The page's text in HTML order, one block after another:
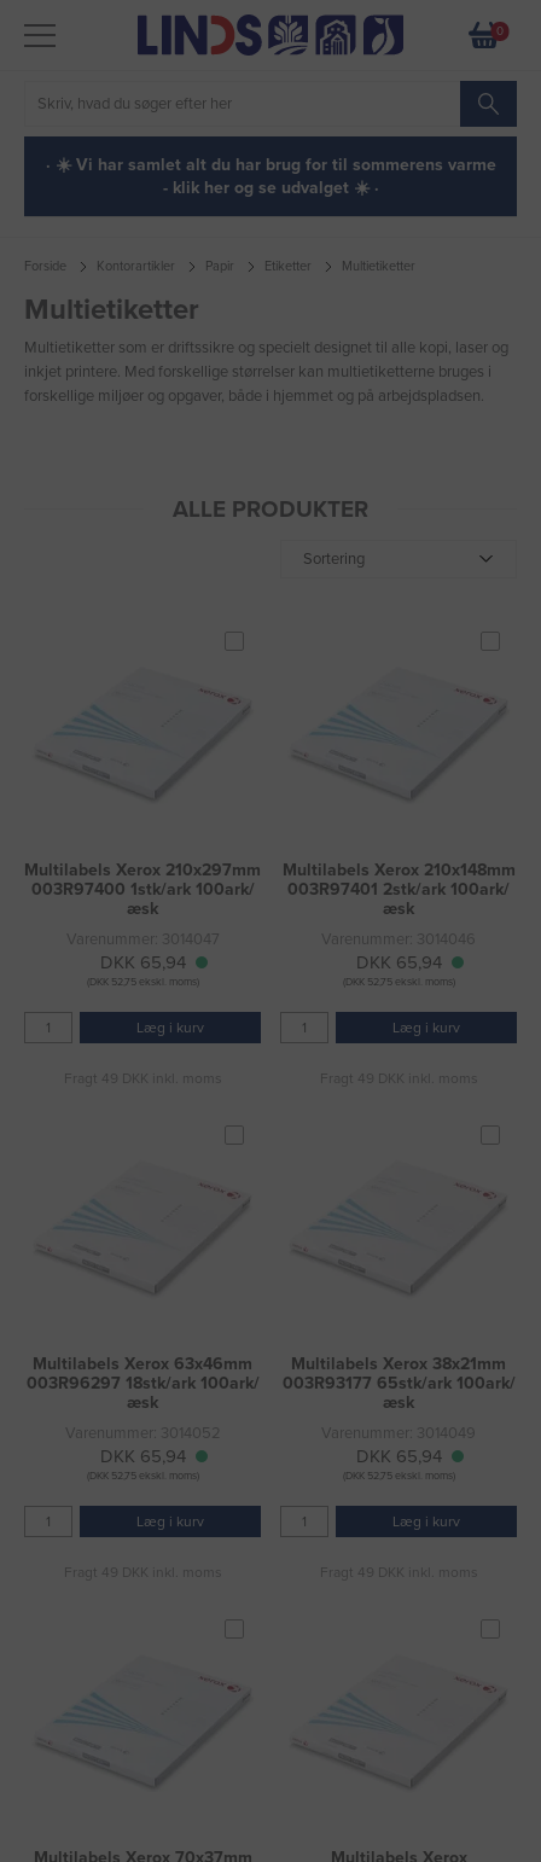
0
· ☀️ Vi har samlet alt du har brug for til sommerens varme
- klik her og se udvalget ☀️ ·
Forside Kontorartikler Papir Etiketter Multietiketter
Multietiketter
Multietiketter som er driftssikre og specielt designet til alle kopi, laser og
inkjet printere. Med forskellige størrelser kan multietiketterne bruges i
forskellige miljøer og opgaver, både i hjemmet og på arbejdspladsen.
ALLE PRODUKTER
Sortering
Multilabels Xerox 210x297mm
003R97400 1stk/ark 100ark/
æsk
Varenummer: 3014047
DKK 65,94
(DKK 52,75 ekskl. moms)
Læg i kurv
Fragt 49 DKK inkl. moms
Multilabels Xerox 210x148mm
003R97401 2stk/ark 100ark/
æsk
Varenummer: 3014046
DKK 65,94
(DKK 52,75 ekskl. moms)
Læg i kurv
Fragt 49 DKK inkl. moms
Multilabels Xerox 63x46mm
003R96297 18stk/ark 100ark/
æsk
Varenummer: 3014052
DKK 65,94
(DKK 52,75 ekskl. moms)
Læg i kurv
Fragt 49 DKK inkl. moms
Multilabels Xerox 38x21mm
003R93177 65stk/ark 100ark/
æsk
Varenummer: 3014049
DKK 65,94
(DKK 52,75 ekskl. moms)
Læg i kurv
Fragt 49 DKK inkl. moms
Multilabels Xerox 70x37mm
Multilabels Xerox